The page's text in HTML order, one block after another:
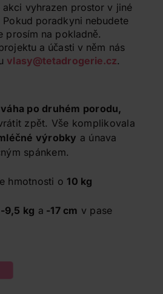
vyhrazen prostor v jiné
poradkyni nebudete
prosím na pokladně.
a účasti v něm nás
vlasy@tetadrogerie.cz.
váha po druhém porodu,
zpět. Vše komplikovala
výrobky a únava
spánkem.
hmotnosti o 10 kg
-9,5 kg a -17 cm v pase